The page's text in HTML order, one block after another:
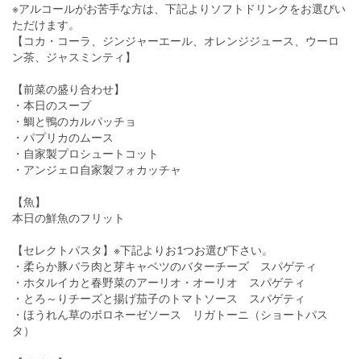
※アルコールがお苦手な方は、下記よりソフトドリンクをお選びい
ただけます。
【コカ・コーラ、ジンジャーエール、オレンジジュース、ウーロ
ン茶、ジャスミンティ】
【前菜の盛り合わせ】
・本日のスープ
・鯛と鴨のカルパッチョ
・パプリカのムース
・自家製プロシュートコット
・アンジェロ自家製フォカッチャ
【魚】
本日の鮮魚のフリット
【セレクトパスタ】※下記よりお1つお選び下さい。
・柔らか豚バラ肉と芽キャベツのバターチーズ スパゲティ
・ホタルイカと春野菜のアーリオ・オーリオ スパゲティ
・とろ～りチーズと揚げ茄子のトマトソース スパゲティ
・ほうれん草のボロネーゼソース リガトーニ（ショートパス
タ）